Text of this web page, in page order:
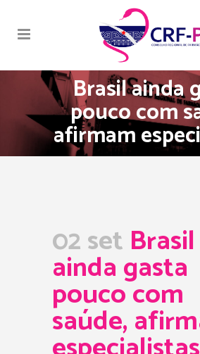
Brasil ainda
pouco com
afirmam
02 set Brasil
ainda gasta
pouco com
saúde,